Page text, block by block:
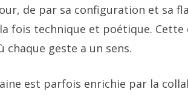
de par sa configuration et sa
fois technique et poétique. Cette
geste a un sens.
est parfois enrichie par la